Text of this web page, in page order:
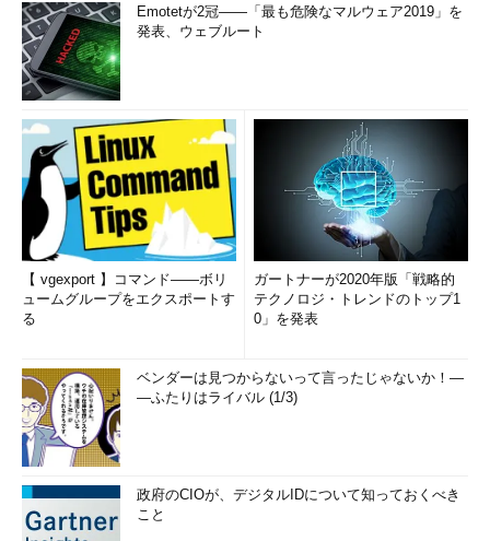
Emotetが2冠――「最も危険なマルウェア2019」を
発表、ウェブルート
【 vgexport 】コマンド――ボリ
ュームグループをエクスポートす
る
ガートナーが2020年版「戦略的
テクノロジ・トレンドのトップ1
0」を発表
ベンダーは見つからないって言ったじゃないか！―
―ふたりはライバル (1/3)
政府のCIOが、デジタルIDについて知っておくべき
こと